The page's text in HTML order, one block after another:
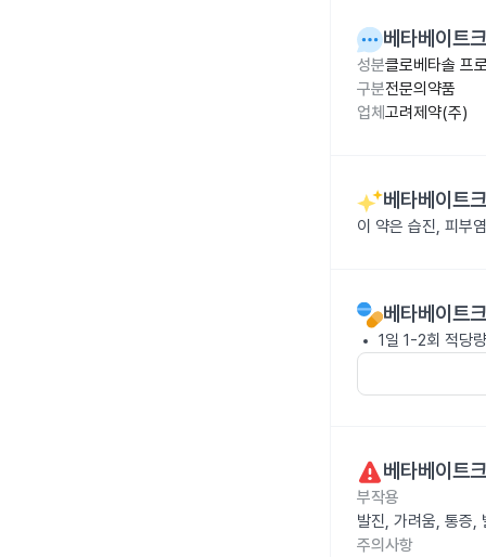
베타베이트
성분클로베타솔 프
구분전문의약품
업체 고려제약(주)
베타베이트
이 약은 습진, 피부
베타베이트
1일 1-2회 적당
베타베이트
부작용
발진, 가려움, 통증,
주의사항